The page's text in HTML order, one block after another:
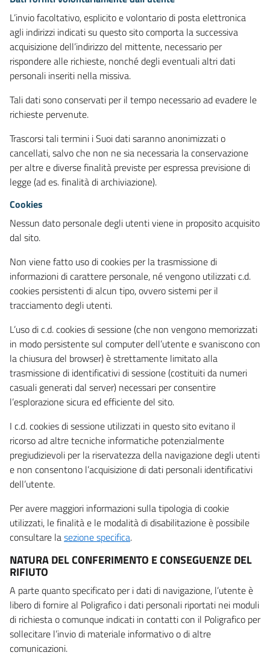
L’invio facoltativo, esplicito e volontario di posta elettronica
agli indirizzi indicati su questo sito comporta la successiva
acquisizione dell’indirizzo del mittente, necessario per
rispondere alle richieste, nonché degli eventuali altri dati
personali inseriti nella missiva.
Tali dati sono conservati per il tempo necessario ad evadere le
richieste pervenute.
Trascorsi tali termini i Suoi dati saranno anonimizzati o
cancellati, salvo che non ne sia necessaria la conservazione
per altre e diverse finalità previste per espressa previsione di
legge (ad es. finalità di archiviazione).
Cookies
Nessun dato personale degli utenti viene in proposito acquisito
dal sito.
Non viene fatto uso di cookies per la trasmissione di
informazioni di carattere personale, né vengono utilizzati c.d.
cookies persistenti di alcun tipo, ovvero sistemi per il
tracciamento degli utenti.
L’uso di c.d. cookies di sessione (che non vengono memorizzati
in modo persistente sul computer dell’utente e svaniscono con
la chiusura del browser) è strettamente limitato alla
trasmissione di identificativi di sessione (costituiti da numeri
casuali generati dal server) necessari per consentire
l’esplorazione sicura ed efficiente del sito.
I c.d. cookies di sessione utilizzati in questo sito evitano il
ricorso ad altre tecniche informatiche potenzialmente
pregiudizievoli per la riservatezza della navigazione degli utenti
e non consentono l’acquisizione di dati personali identificativi
dell’utente.
Per avere maggiori informazioni sulla tipologia di cookie
utilizzati, le finalità e le modalità di disabilitazione è possibile
consultare lasezione specifica.
NATURA DEL CONFERIMENTO E CONSEGUENZE DEL
RIFIUTO
A parte quanto specificato per i dati di navigazione, l’utente è
libero di fornire al Poligrafico i dati personali riportati nei moduli
di richiesta o comunque indicati in contatti con il Poligrafico per
sollecitare l’invio di materiale informativo o di altre
comunicazioni.